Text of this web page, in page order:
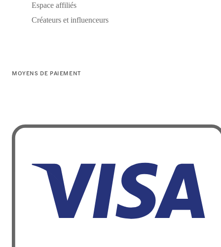
Espace affiliés
Créateurs et influenceurs
MOYENS DE PAIEMENT